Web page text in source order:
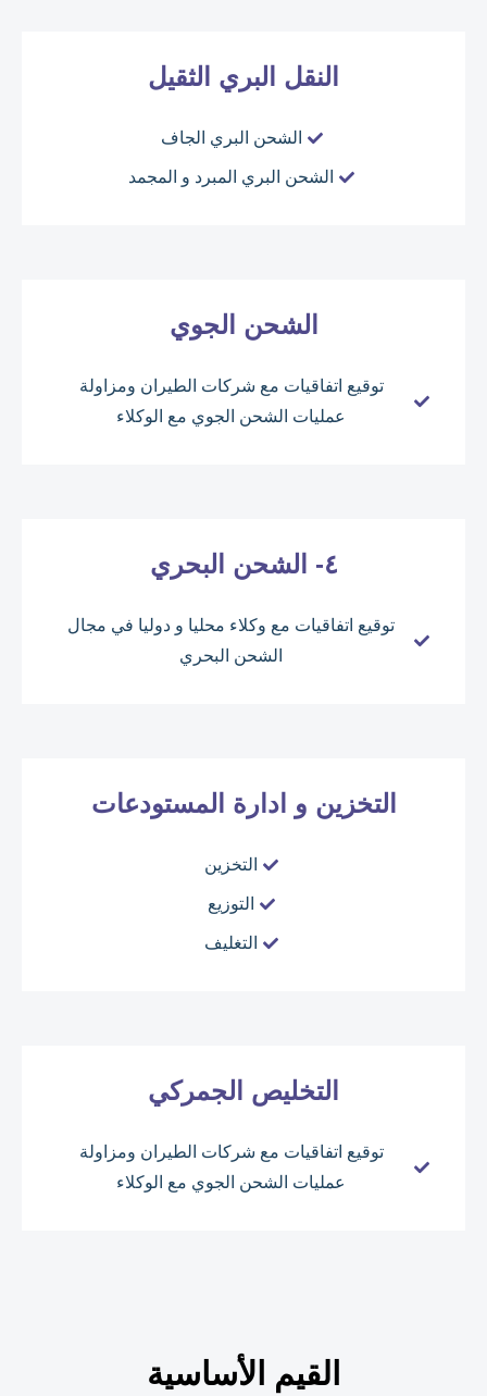
النقل البري الثقيل
الشحن البري الجاف
الشحن البري المبرد و المجمد
الشحن الجوي
توقيع اتفاقيات مع شركات الطيران ومزاولة
عمليات الشحن الجوي مع الوكلاء
توقيع اتفاقيات مع وكلاء محليا و دوليا في مجال
الشحن البحري
التخزين و ادارة المستودعات
التخزين
التوزيع
التغليف
التخليص الجمركي
توقيع اتفاقيات مع شركات الطيران ومزاولة
عمليات الشحن الجوي مع الوكلاء
القيم الأساسية